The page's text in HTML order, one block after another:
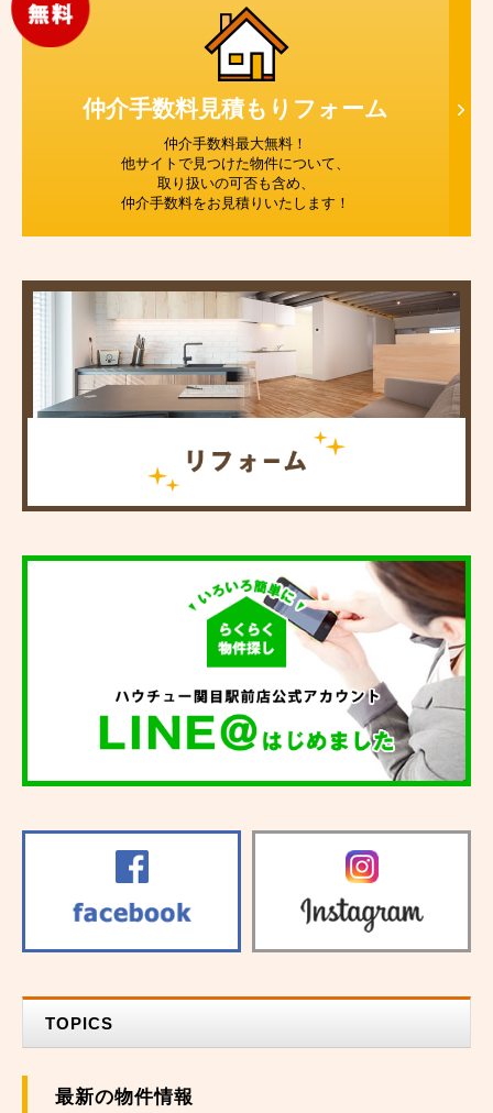
仲介手数料見積もり フォーム
仲介手数料最大無料！
他サイトで見つけた物件について、
取り扱いの可否も含め、
仲介手数料をお見積りいたします！
TOPICS
最新の物件情報